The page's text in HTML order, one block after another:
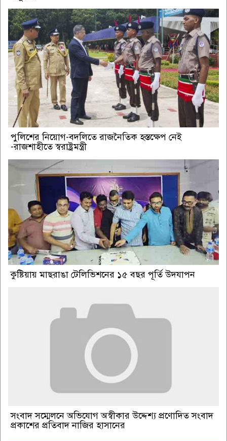
পুলিশের নিয়োগ-বদলিতে রাজনৈতিক হস্তক্ষেপ নেই
-রাজশাহীতে স্বরাষ্ট্রমন্ত্রী
কুষ্টিয়ায় মাছরাঙা টেলিভিশনের ১৫ বছর পূর্তি উদযাপন
সংবাদ সম্মেলনে অভিযোগ অস্বীকার উদ্দেশ্য প্রণোদিত সংবাদ
প্রকাশের প্রতিবাদ নাজির হাসানের